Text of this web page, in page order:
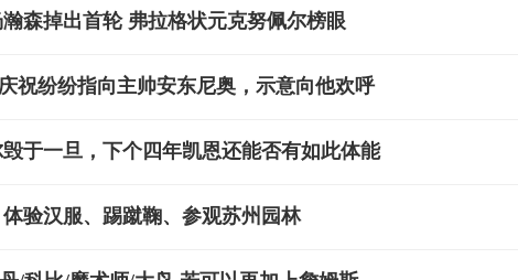
森掉出首轮 弗拉格状元克努佩尔榜眼
祝纷纷指向主帅安东尼奥，示意向他欢呼
于一旦，下个四年凯恩还能否有如此体能
验汉服、踢蹴鞠、参观苏州园林